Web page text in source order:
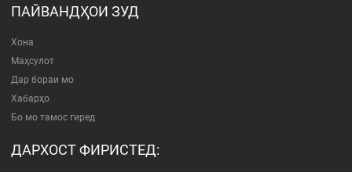
ПАЙВАНДҲОИ ЗУД
Хона
Маҳсулот
Дар бораи мо
Хабарҳо
Бо мо тамос гиред
ДАРХОСТ ФИРИСТЕД: